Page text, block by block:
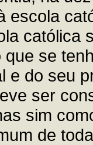
escola
católica
se
e do seu
ser
sim
de